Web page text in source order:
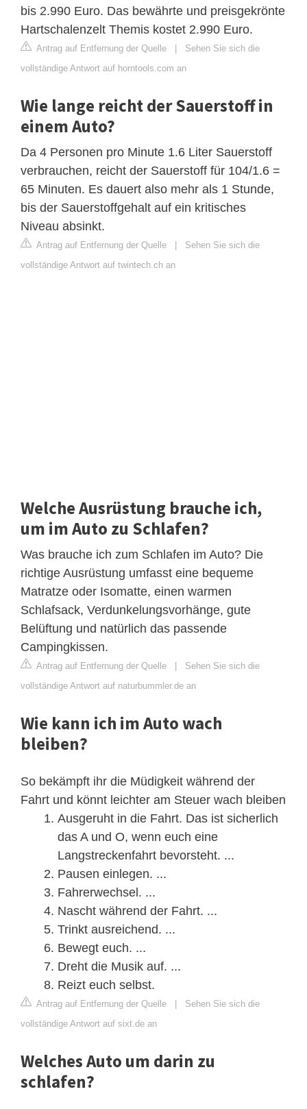
bis 2.990 Euro. Das bewährte und preisgekrönte
Hartschalenzelt Themis kostet 2.990 Euro.
Antrag auf Entfernung der Quelle | Sehen Sie sich die
vollständige Antwort auf horntools.com an
Wie lange reicht der Sauerstoff in
einem Auto?
Da 4 Personen pro Minute 1.6 Liter Sauerstoff
verbrauchen, reicht der Sauerstoff für 104/1.6 =
65 Minuten. Es dauert also mehr als 1 Stunde,
bis der Sauerstoffgehalt auf ein kritisches
Niveau absinkt.
Antrag auf Entfernung der Quelle | Sehen Sie sich die
vollständige Antwort auf twintech.ch an
Welche Ausrüstung brauche ich,
um im Auto zu Schlafen?
Was brauche ich zum Schlafen im Auto? Die
richtige Ausrüstung umfasst eine bequeme
Matratze oder Isomatte, einen warmen
Schlafsack, Verdunkelungsvorhänge, gute
Belüftung und natürlich das passende
Campingkissen.
Antrag auf Entfernung der Quelle | Sehen Sie sich die
vollständige Antwort auf naturbummler.de an
Wie kann ich im Auto wach
bleiben?
So bekämpft ihr die Müdigkeit während der
Fahrt und könnt leichter am Steuer wach bleiben
Ausgeruht in die Fahrt. Das ist sicherlich
das A und O, wenn euch eine
Langstreckenfahrt bevorsteht. ...
Pausen einlegen. ...
Fahrerwechsel. ...
Nascht während der Fahrt. ...
Trinkt ausreichend. ...
Bewegt euch. ...
Dreht die Musik auf. ...
Reizt euch selbst.
Antrag auf Entfernung der Quelle | Sehen Sie sich die
vollständige Antwort auf sixt.de an
Welches Auto um darin zu
schlafen?